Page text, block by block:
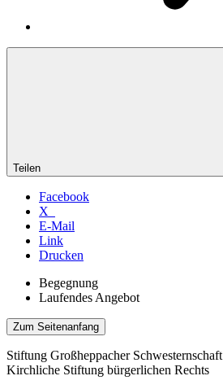
Teilen
Facebook
X
E-Mail
Link
Drucken
Begegnung
Laufendes Angebot
Zum Seitenanfang
Stiftung Großheppacher Schwesternschaft
Kirchliche Stiftung bürgerlichen Rechts